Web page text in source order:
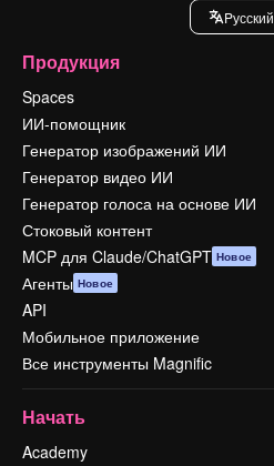
Pусский
Продукция
Spaces
ИИ-помощник
Генератор изображений ИИ
Генератор видео ИИ
Генератор голоса на основе ИИ
Стоковый контент
MCP для Claude/ChatGPT Новое
Агенты Новое
API
Мобильное приложение
Все инструменты Magnific
Начать
Academy